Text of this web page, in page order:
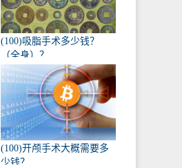
(100)吸脂手术多少钱？
（全身）？
(100)开颅手术大概需要多
少钱？